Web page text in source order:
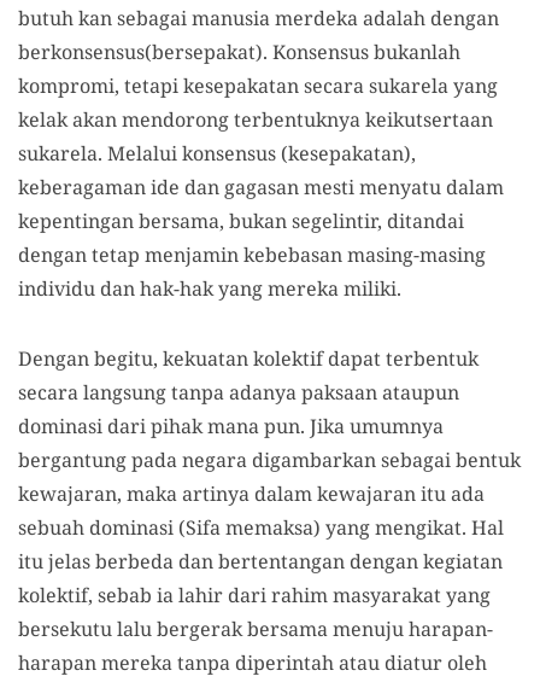
butuh kan sebagai manusia merdeka adalah dengan
berkonsensus(bersepakat). Konsensus bukanlah
kompromi, tetapi kesepakatan secara sukarela yang
kelak akan mendorong terbentuknya keikutsertaan
sukarela. Melalui konsensus (kesepakatan),
keberagaman ide dan gagasan mesti menyatu dalam
kepentingan bersama, bukan segelintir, ditandai
dengan tetap menjamin kebebasan masing-masing
individu dan hak-hak yang mereka miliki.
Dengan begitu, kekuatan kolektif dapat terbentuk
secara langsung tanpa adanya paksaan ataupun
dominasi dari pihak mana pun. Jika umumnya
bergantung pada negara digambarkan sebagai bentuk
kewajaran, maka artinya dalam kewajaran itu ada
sebuah dominasi (Sifa memaksa) yang mengikat. Hal
itu jelas berbeda dan bertentangan dengan kegiatan
kolektif, sebab ia lahir dari rahim masyarakat yang
bersekutu lalu bergerak bersama menuju harapan-
harapan mereka tanpa diperintah atau diatur oleh